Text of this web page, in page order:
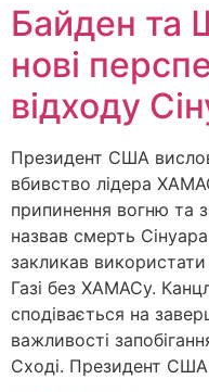
Байден та
нові
відходу
Президент США
вбивство лідера
припинення вогню та
назвав смерть
закликав
Газі без ХАМАСу.
сподівається на
важливості
Сході. Президент